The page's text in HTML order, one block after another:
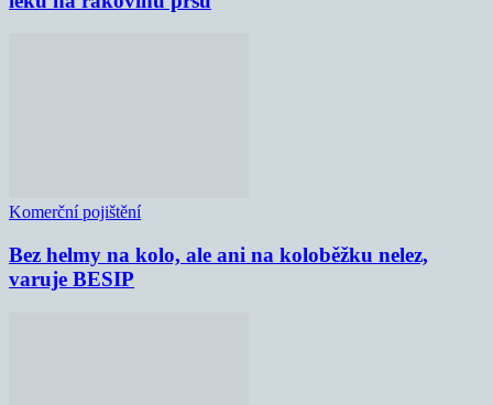
Komerční pojištění
Bez helmy na kolo, ale ani na koloběžku nelez,
varuje BESIP